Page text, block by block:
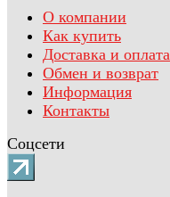
О компании
Как купить
Доставка и оплата
Обмен и возврат
Информация
Контакты
Соцсети